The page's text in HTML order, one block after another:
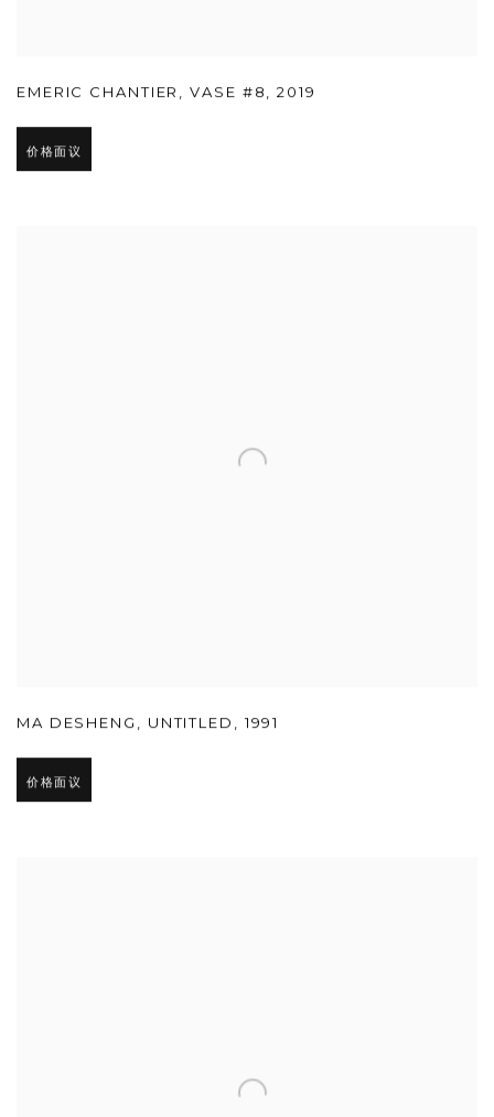
EMERIC CHANTIER ,VASE #8,2019
价格面议
MA DESHENG , UNTITLED , 1991
价格面议